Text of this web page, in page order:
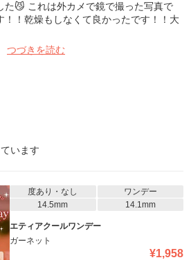
た😼 これは外カメで鏡で撮った写真で
！！乾燥もしなくて良かったです！！大
つづきを読む
います
度あり・なし
ワンデー
14.5mm
14.1mm
エティアクールワンデー
ガーネット
¥1,958